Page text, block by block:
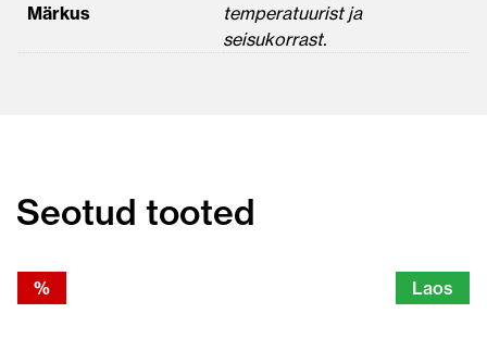
Märkus
temperatuurist ja
seisukorrast.
Seotud tooted
% Laos